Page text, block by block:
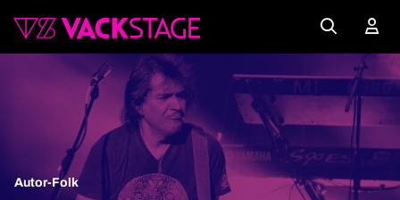
Autor-Folk